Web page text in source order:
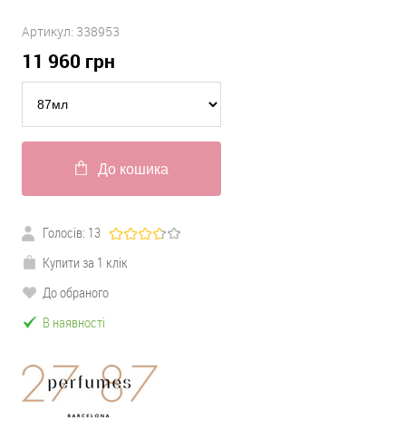
Артикул: 338953
11 960 грн
До кошика
Голосів: 13
Купити за 1 клік
До обраного
В наявності